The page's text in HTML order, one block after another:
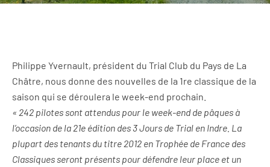
Philippe Yvernault, président du Trial Club du Pays de La
Châtre, nous donne des nouvelles de la 1re classique de la
saison qui se déroulera le week-end prochain.
« 242 pilotes sont attendus pour le week-end de pâques à
l’occasion de la 21e édition des 3 Jours de Trial en Indre. La
plupart des tenants du titre 2012 en Trophée de France des
Classiques seront présents pour défendre leur place et un